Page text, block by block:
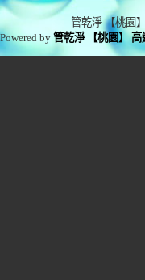
管乾淨 【桃園
Powered by管乾淨 【桃園】